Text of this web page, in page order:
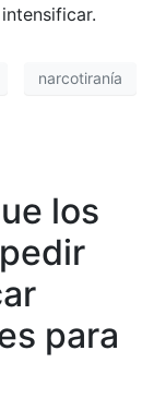
narcotiranía
los
para